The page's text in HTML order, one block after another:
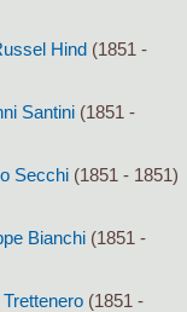
Hind (1851 -
Santini (1851 -
Secchi (1851 - 1851)
Bianchi (1851 -
(1851 -